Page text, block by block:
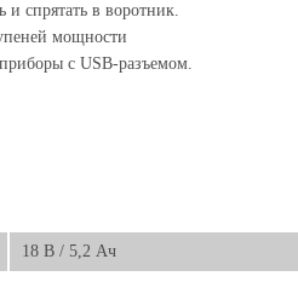
спрятать в воротник.
мощности
с USB-разъемом.
18 В / 5,2 Ач